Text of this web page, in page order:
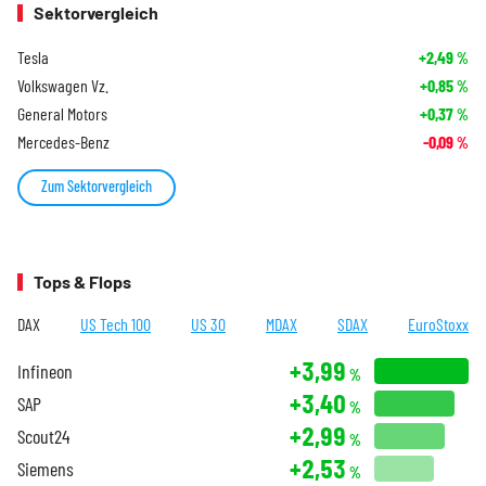
Sektorvergleich
Tesla +2,49%
Volkswagen Vz. +0,85%
General Motors +0,37%
Mercedes-Benz -0,09%
Zum Sektorvergleich
Tops & Flops
DAX US Tech 100 US 30 MDAX SDAX EuroStoxx
Infineon +3,99 %
SAP +3,40 %
Scout24 +2,99 %
Siemens +2,53 %